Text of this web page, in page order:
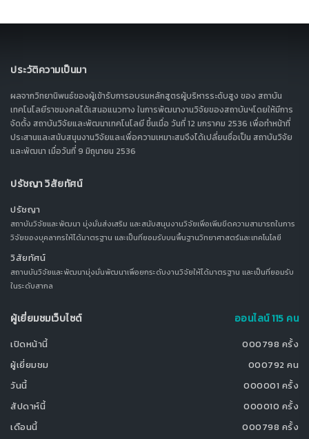
ประวัติความเป็นมา
ผลจากวิทยานิพนธ์ของผู้เข้ารับการอบรมหลักสูตรผู้บริหารระดับสูง ของ สถาบัน
เทคโนโลยีราชมงคลได้เสนอแนวทาง ในการพัฒนางานวิจัยของสถาบันฯโดยให้มีการ
จัดตั้ง สถาบันวิจัยและพัฒนาเทคโนโลยี ขึ้นเมื่อ วันที่ 12 มกราคม 2536 เพื่อทำหน้าที่
ประสานและสนับสนุนงานวิจัยและเพื่อความเหมาะสมจึงได้เปลี่ยนชื่อเป็น สถาบันวิจัย
และพัฒนา เมื่อวันที่ 9 มิถุนายน 2536
ปรัชญา วิสัยทัศน์
ปรัชญา
สถาบันวิจัยและพัฒนา มุ่งมั่นส่งเสริม และสนับสนุนงานวิจัยเพื่อเพิ่มขีดความสามารถในการ
วิจัยของบุคลากรให้ได้มาตรฐาน และเป็นที่ยอมรับบนพื้นฐานวิทยาศาสตร์และเทคโนโลยี
วิสัยทัศน์
สถานบันวิจัยและพัฒนามุ่งมั่นพัฒนาเพื่อยกระดับงานวิจัยให้ได้มาตรฐาน และเป็นที่ยอมรับ
ในระดับสากล
ผู้เยี่ยมชมเว็บไซต์ ออนไลน์ 115 คน
เปิดหน้านี้
000798 ครั้ง
ผู้เยี่ยมชม
000792 คน
วันนี้
000001 ครั้ง
สัปดาห์นี้
000010 ครั้ง
เดือนนี้
000798 ครั้ง